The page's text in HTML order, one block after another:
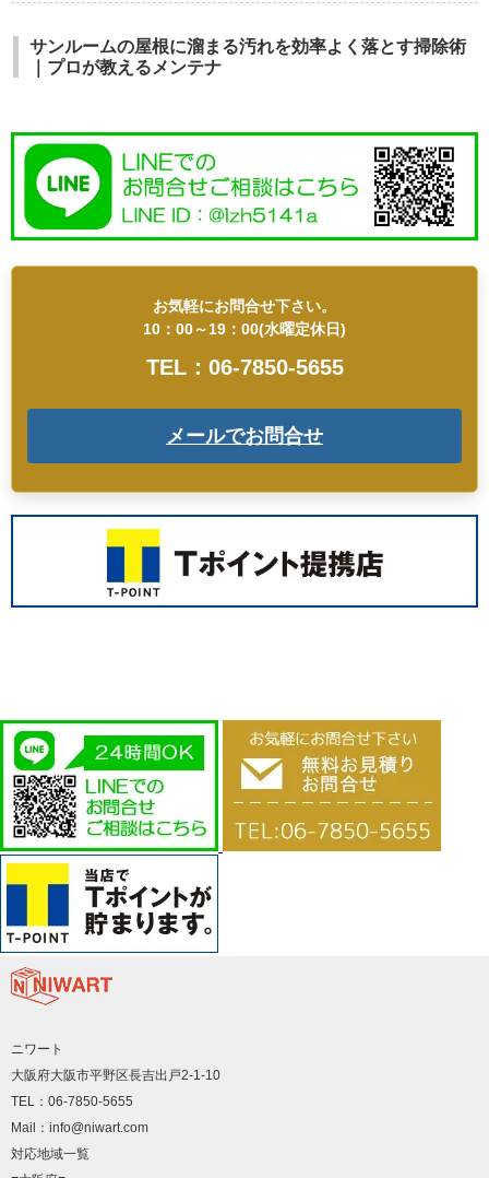
サンルームの屋根に溜まる汚れを効率よく落とす掃除術
｜プロが教えるメンテナ
お気軽にお問合せ下さい。
10：00～19：00(水曜定休日)
TEL：06-7850-5655
メールでお問合せ
ニワート
大阪府大阪市平野区長吉出戸2-1-10
TEL：06-7850-5655
Mail：info@niwart.com
対応地域一覧